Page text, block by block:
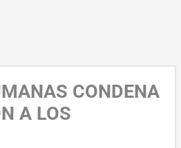
CONDENA
A LOS